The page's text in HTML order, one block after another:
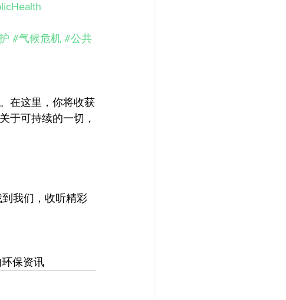
#气候危机 #公共
在这里，你将收获
于可持续的一切，
我们，收听精彩
保资讯